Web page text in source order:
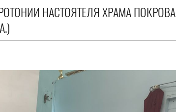
НАСТОЯТЕЛЯ ХРАМА ПОКРОВА